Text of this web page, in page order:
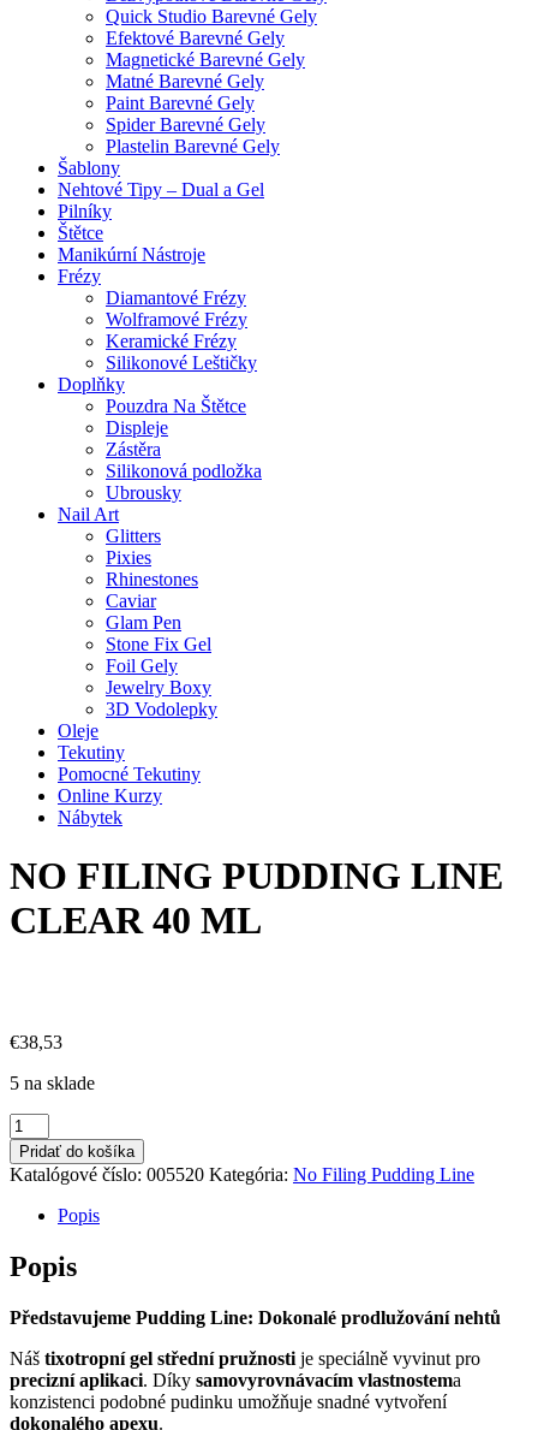
Quick Studio Barevné Gely
Efektové Barevné Gely
Magnetické Barevné Gely
Matné Barevné Gely
Paint Barevné Gely
Spider Barevné Gely
Plastelin Barevné Gely
Šablony
Nehtové Tipy – Dual a Gel
Pilníky
Štětce
Manikúrní Nástroje
Frézy
Diamantové Frézy
Wolframové Frézy
Keramické Frézy
Silikonové Leštičky
Doplňky
Pouzdra Na Štětce
Displeje
Zástěra
Silikonová podložka
Ubrousky
Nail Art
Glitters
Pixies
Rhinestones
Caviar
Glam Pen
Stone Fix Gel
Foil Gely
Jewelry Boxy
3D Vodolepky
Oleje
Tekutiny
Pomocné Tekutiny
Online Kurzy
Nábytek
NO FILING PUDDING LINE
CLEAR 40 ML
€38,53
5 na sklade
množstvo
NO
FILING
PUDDING
LINE
CLEAR
40
ML
Pridať do košíka
Katalógové číslo: 005520 Kategória: No Filing Pudding Line
Popis
Popis
Představujeme Pudding Line: Dokonalé prodlužování nehtů
Náš tixotropní gel střední pružnosti je speciálně vyvinut pro
precizní aplikaci. Díky samovyrovnávacím vlastnostema
konzistenci podobné pudinku umožňuje snadné vytvoření
dokonalého apexu.